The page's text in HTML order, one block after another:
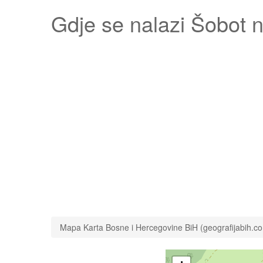
Gdje se nalazi Šobot
Mapa Karta Bosne i Hercegovine BiH